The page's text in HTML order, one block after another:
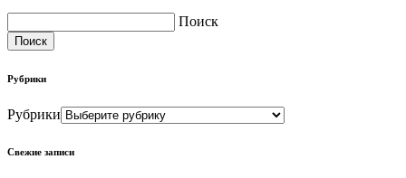
Поиск
Поиск
Рубрики
Рубрики
Свежие записи